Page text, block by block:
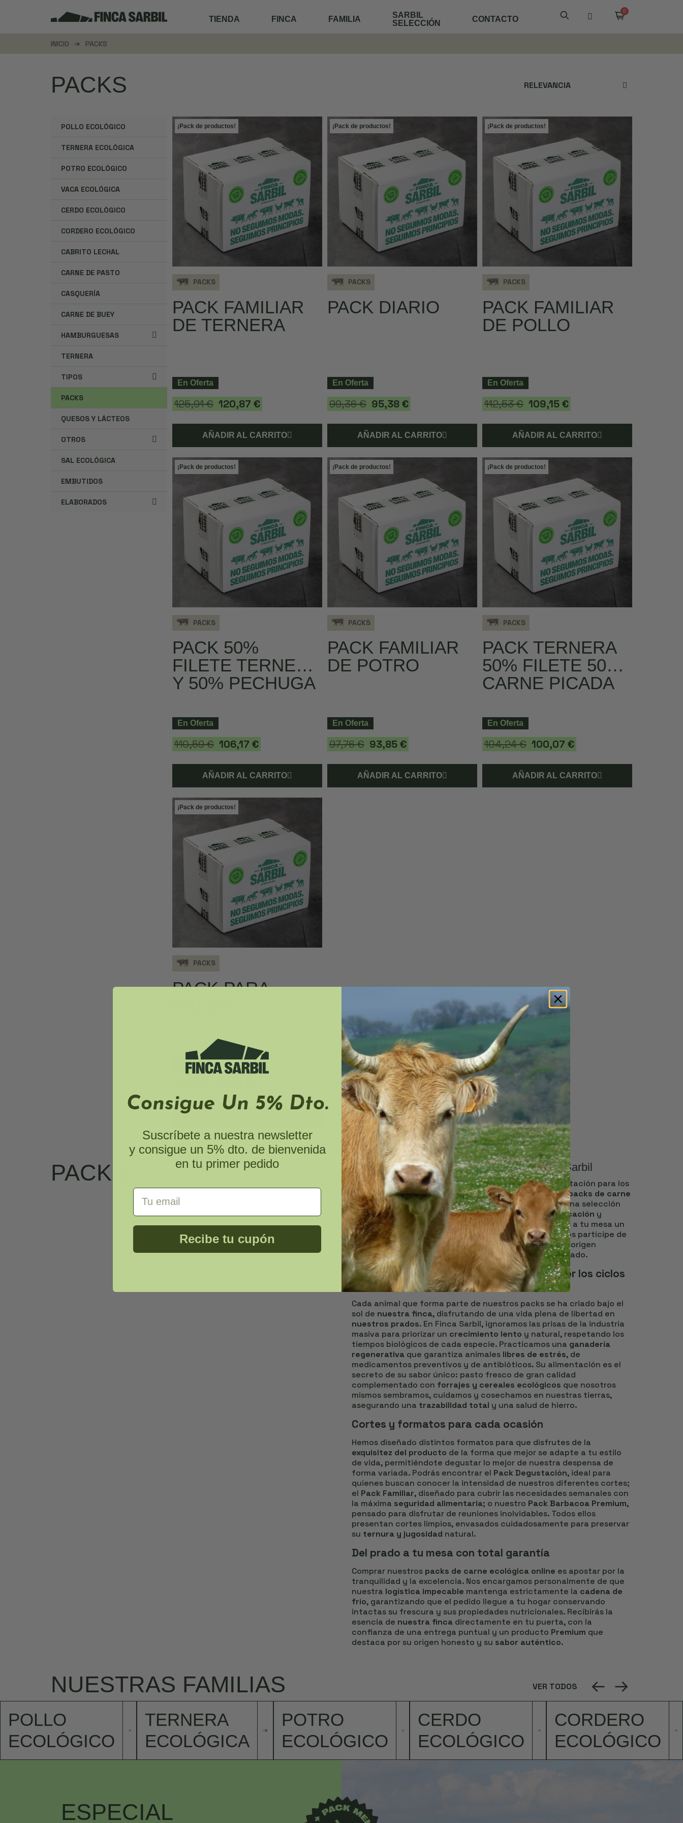
TIENDA FINCA FAMILIA
SARBIL
SELECCIÓN
CONTACTO
INICIO PACKS
PACKS
POLLO ECOLÓGICO
TERNERA ECOLÓGICA
POTRO ECOLÓGICO
VACA ECOLÓGICA
CERDO ECOLÓGICO
CORDERO ECOLÓGICO
CABRITO LECHAL
CARNE DE PASTO
CASQUERÍA
CARNE DE BUEY
HAMBURGUESAS
TERNERA
TIPOS
PACKS
QUESOS Y LÁCTEOS
OTROS
SAL ECOLÓGICA
EMBUTIDOS
ELABORADOS
¡Pack de productos!
PACKS
PACK FAMILIAR
DE TERNERA
En Oferta
125,91 € 120,87 €
AÑADIR AL CARRITO
¡Pack de productos!
PACKS
PACK DIARIO
En Oferta
99,36 € 95,38 €
AÑADIR AL CARRITO
¡Pack de productos!
PACKS
PACK FAMILIAR
DE POLLO
En Oferta
112,53 € 109,15 €
AÑADIR AL CARRITO
¡Pack de productos!
PACKS
PACK 50%
FILETE TERNERA
Y 50% PECHUGA
En Oferta
110,59 € 106,17 €
AÑADIR AL CARRITO
¡Pack de productos!
PACKS
PACK FAMILIAR
DE POTRO
En Oferta
97,76 € 93,85 €
AÑADIR AL CARRITO
¡Pack de productos!
PACKS
PACK TERNERA
50% FILETE 50%
CARNE PICADA
En Oferta
104,24 € 100,07 €
AÑADIR AL CARRITO
¡Pack de productos!
PACKS
PACK PARA
En Oferta
PACKS Packs De Carne Ecológica Premium Finca Sarbil
EnFinca Sarbil, entendemos que elegir la mejor alimentación para los
tuyos es un acto de amor y responsabilidad. Nuestrospacks de carne
ecológicason el reflejo de nuestra vida en el campo; una selección
cuidada que nace del orgullo de serganaderos por vocación y
tradición. Al elegir uno de nuestros lotes, no solo llevas a tu mesa un
producto de una calidad excepcional, sino que te haces partícipe de
unafilosofía de vidadonde el respeto por la tierra y el origen
controlado son los pilares fundamentales de cada bocado.
Ganadería extensiva y respeto absoluto por los ciclos
naturales
Cada animal que forma parte de nuestros packs se ha criado bajo el
sol de nuestra finca, disfrutando de una vida plena de libertad en
nuestros prados. En Finca Sarbil, ignoramos las prisas de la industria
masiva para priorizar un crecimiento lento y natural, respetando los
tiempos biológicos de cada especie. Practicamos una ganadería
regenerativa que garantiza animales libres de estrés, de
medicamentos preventivos y de antibióticos. Su alimentación es el
secreto de su sabor único: pasto fresco de gran calidad
complementado con forrajes y cereales ecológicos que nosotros
mismos sembramos, cuidamos y cosechamos en nuestras tierras,
asegurando una trazabilidad total y una salud de hierro.
Cortes y formatos para cada ocasión
Hemos diseñado distintos formatos para que disfrutes de la
exquisitez del producto de la forma que mejor se adapte a tu estilo
de vida, permitiéndote degustar lo mejor de nuestra despensa de
forma variada. Podrás encontrar el Pack Degustación, ideal para
quienes buscan conocer la intensidad de nuestros diferentes cortes;
el Pack Familiar, diseñado para cubrir las necesidades semanales con
la máxima seguridad alimentaria; o nuestro Pack Barbacoa Premium,
pensado para disfrutar de reuniones inolvidables. Todos ellos
presentan cortes limpios, envasados cuidadosamente para preservar
su ternura y jugosidad natural.
Del prado a tu mesa con total garantía
Comprar nuestros packs de carne ecológica online es apostar por la
tranquilidad y la excelencia. Nos encargamos personalmente de que
nuestra logística impecable mantenga estrictamente la cadena de
frío, garantizando que el pedido llegue a tu hogar conservando
intactas su frescura y sus propiedades nutricionales. Recibirás la
esencia de nuestra finca directamente en tu puerta, con la
confianza de una entrega puntual y un producto Premium que
destaca por su origen honesto y su sabor auténtico.
NUESTRAS FAMILIAS VER TODOS
POLLO
ECOLÓGICO
TERNERA
ECOLÓGICA
POTRO
ECOLÓGICO
CERDO
ECOLÓGICO
CORDERO
ECOLÓGICO
ESPECIAL
Consigue Un 5% Dto.
Suscríbete a nuestra newsletter
y consigue un 5% dto. de bienvenida
en tu primer pedido
Email Address
Recibe tu cupón